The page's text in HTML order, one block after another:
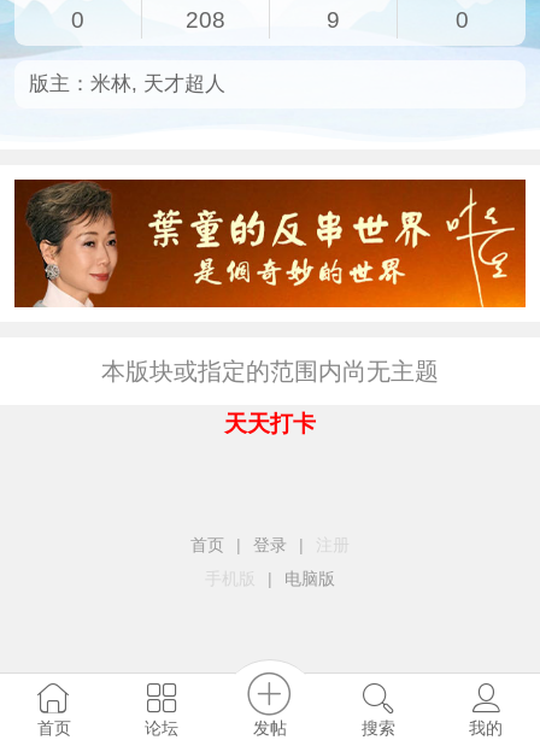
0 208 9 0
版主： 米林, 天才超人
本版块或指定的范围内尚无主题
天天打卡
首页 | 登录 |
手机版
| 电脑版
首页 论坛 发帖 搜索 我的